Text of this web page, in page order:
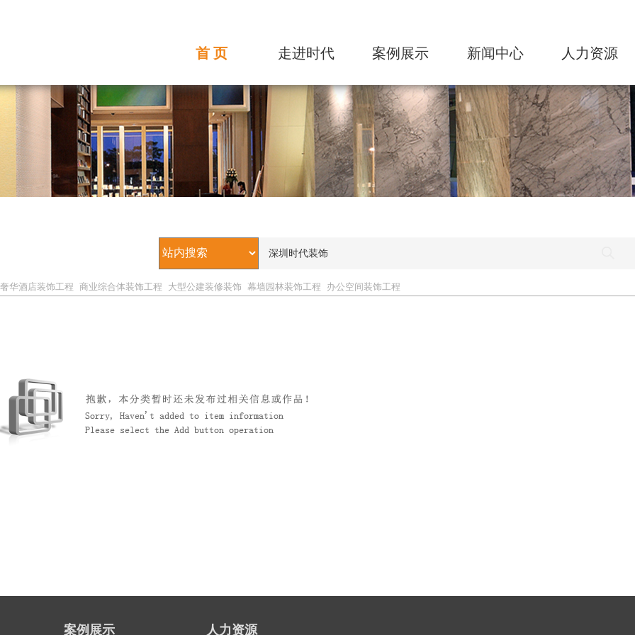
首 页 走进时代
发展历程
组织架构
企业文化
荣誉资质
核心优势
合作伙伴
案例展示
奢华酒店
商业综合体
大型公建类型
办公空间
幕墙园林
新闻中心 人力资源
人才战略
招贤纳士
员工活动
奢华酒店装饰工程 商业综合体装饰工程 大型公建装修装饰 幕墙园林装饰工程 办公空间装饰工程
案例展示 人力资源